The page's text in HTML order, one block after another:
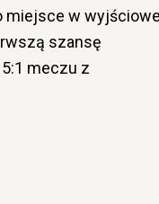
miejsce w
szansę
meczu z